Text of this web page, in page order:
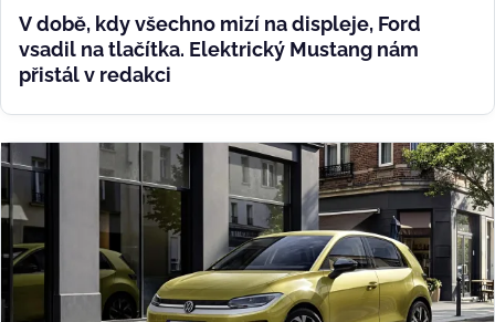
V době, kdy všechno mizí na displeje, Ford
vsadil na tlačítka. Elektrický Mustang nám
přistál v redakci